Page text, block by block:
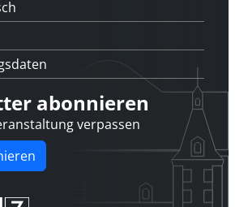
abonnieren
verpassen